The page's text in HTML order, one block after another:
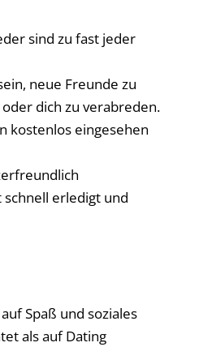
sind zu fast jeder
neue Freunde zu
dich zu verabreden.
kostenlos eingesehen
erledigt und
Spaß und soziales
als auf Dating